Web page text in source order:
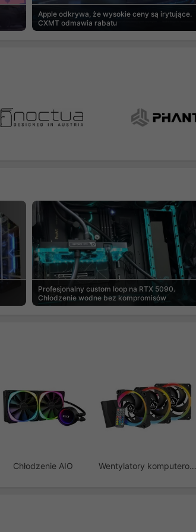
Apple odkrywa, że wysokie ceny są irytujące.
CXMT odmawia rabatu
Profesjonalny custom loop na RTX 5090.
Chłodzenie wodne bez kompromisów
Chłodzenie AIO Wentylatory komputerowe